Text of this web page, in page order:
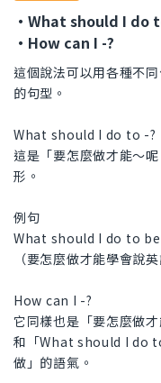
・What should I do
・How can I -?
這個說法可以用各種不
的句型。
What should I do to -?
這是「要怎麼做才能～
形。
例句
What should I do to
（要怎麼做才能學會說英
How can I -?
它同樣也是「要怎麼做
和「What should I do
做」的語氣。